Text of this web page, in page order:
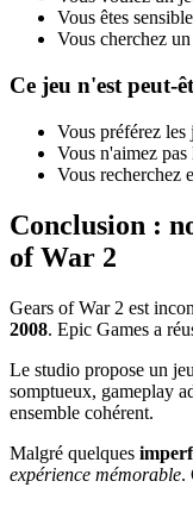
Vous êtes
Vous cherchez un
Ce jeu n'est peut-
Vous préférez les
Vous n'aimez pas
Vous recherchez
Conclusion :
of War 2
Gears of War 2 est
2008. Epic Games a
Le studio propose un jeu
somptueux, gameplay
ensemble cohérent.
Malgré quelques
expérience mémorable.